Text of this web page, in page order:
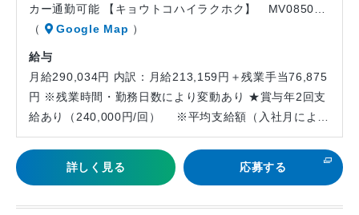
カー通勤可能 【キョウトコハイラクホク】 MV0850…
（
Google Map ）
給与
月給290,034円 内訳：月給213,159円＋残業手当76,875
円 ※残業時間・勤務日数により変動あり ★賞与年2回支
給あり（240,000円/回） ※平均支給額（入社月によ…
詳しく見る 応募する